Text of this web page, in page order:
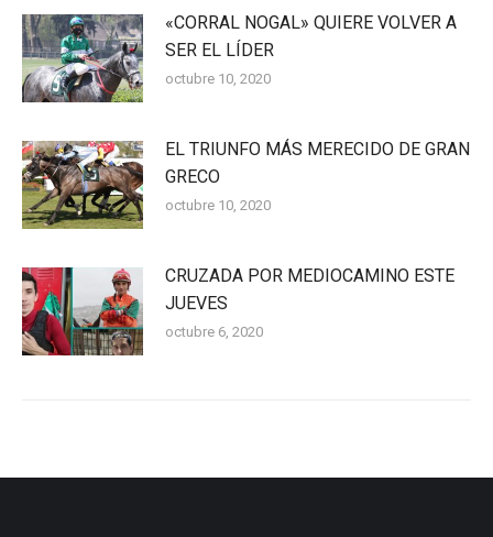
«CORRAL NOGAL» QUIERE VOLVER A
SER EL LÍDER
octubre 10, 2020
EL TRIUNFO MÁS MERECIDO DE GRAN
GRECO
octubre 10, 2020
CRUZADA POR MEDIOCAMINO ESTE
JUEVES
octubre 6, 2020